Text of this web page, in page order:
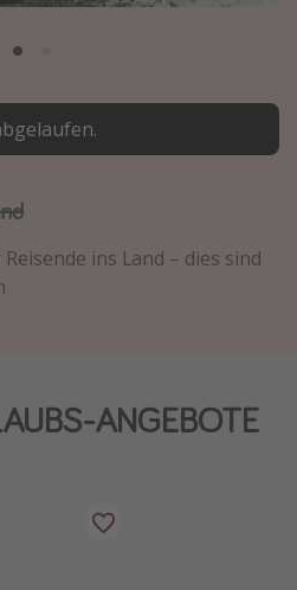
ins Land – dies sind
ANGEBOTE